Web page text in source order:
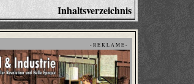
Inhaltsverzeichnis
- R E K L A M E -